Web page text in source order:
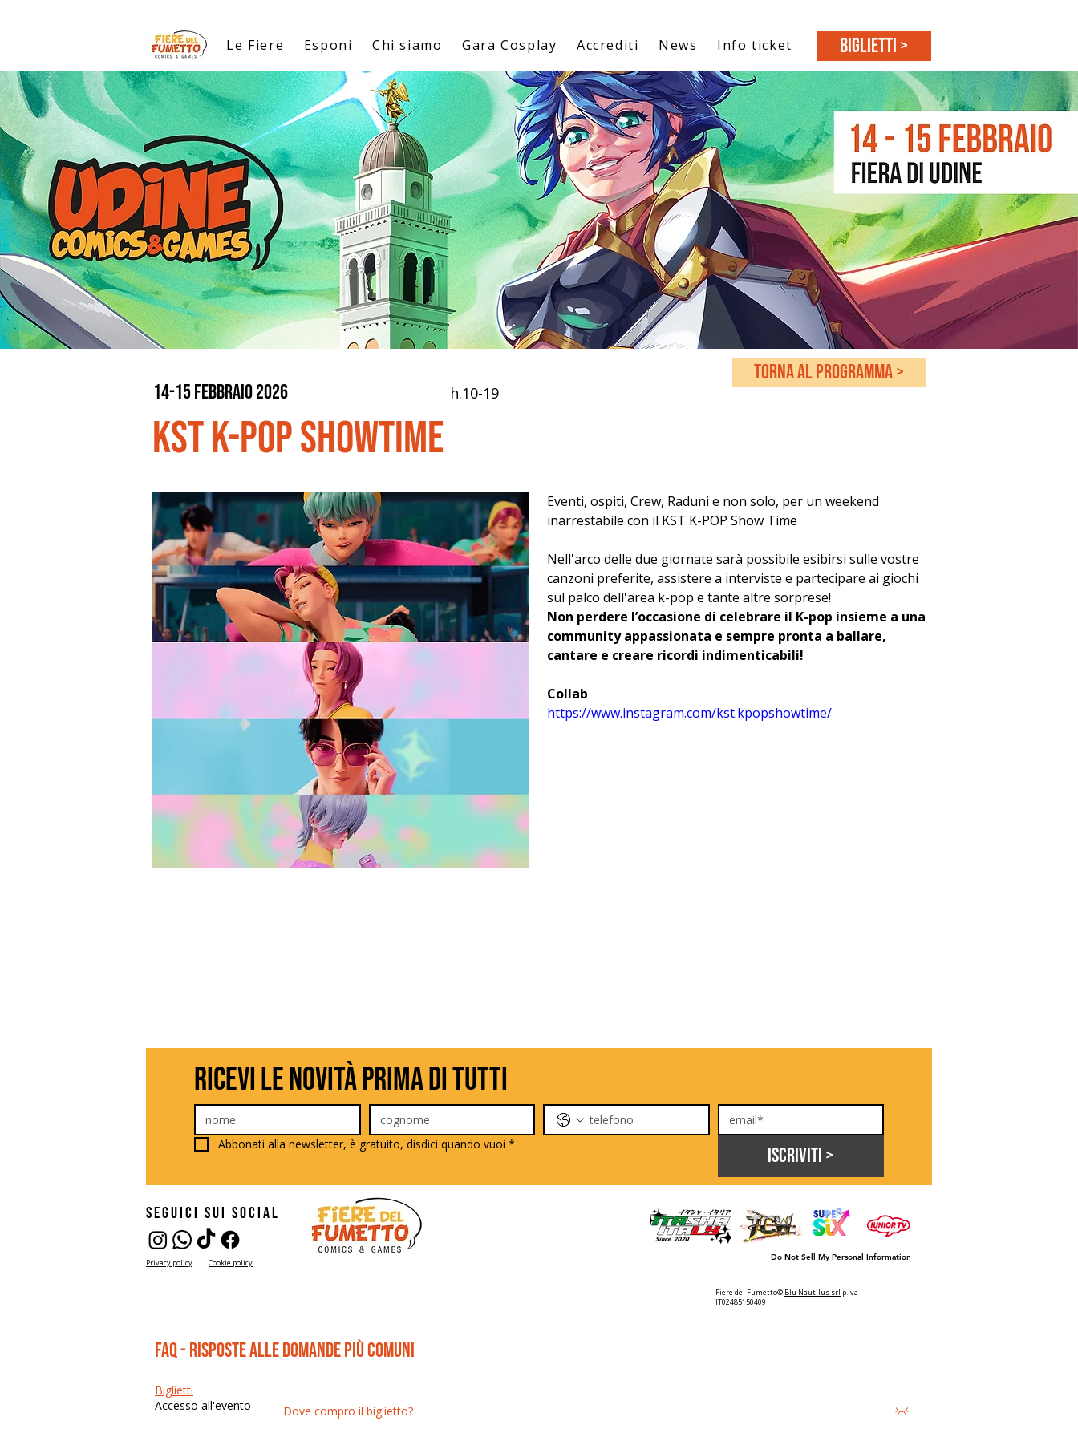
Le Fiere Esponi Chi siamo Gara Cosplay Accrediti News Info ticket BIGLIETTI >
14-15 febbraio 2026 h.10-19
torna al programma >
KST K-POP Showtime
Eventi, ospiti, Crew, Raduni e non solo, per un weekend
inarrestabile con il KST K-POP Show Time
Nell'arco delle due giornate sarà possibile esibirsi sulle vostre
canzoni preferite, assistere a interviste e partecipare ai giochi
sul palco dell'area k-pop e tante altre sorprese!
Non perdere l’occasione di celebrare il K-pop insieme a una
community appassionata e sempre pronta a ballare,
cantare e creare ricordi indimenticabili!
Collab
https://www.instagram.com/kst.kpopshowtime/
ricevi le novità prima di tutti
Abbonati alla newsletter, è gratuito, disdici quando vuoi * Iscriviti >
seguici sui social
Privacy policy Cookie policy
Do Not Sell My Personal Information
Fiere del Fumetto© Blu Nautilus srl p.iva
IT02485150409
FAQ - risposte alle domande più comuni
Biglietti
Accesso all'evento
Dove compro il biglietto?